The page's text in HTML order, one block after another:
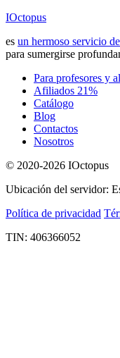
IOctopus
es un hermoso servicio
para sumergirse
Para profesores y
Afiliados 21%
Catálogo
Blog
Contactos
Nosotros
© 2020-2026 IOctopus
Ubicación del servidor:
Política de privacidad
TIN: 406366052